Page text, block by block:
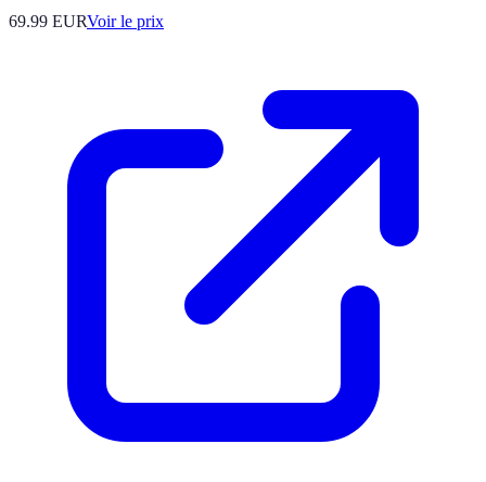
69.99 EURVoir le prix